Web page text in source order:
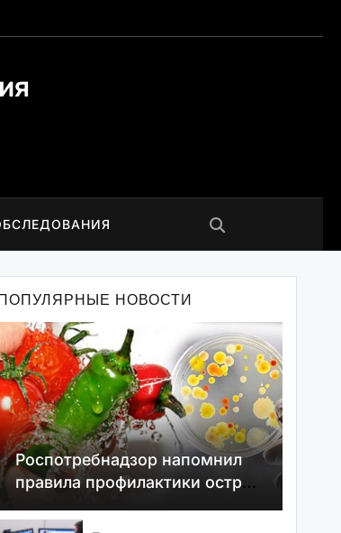
НОВОСТИ
Роспотребнадзор напомнил
правила профилактики острых